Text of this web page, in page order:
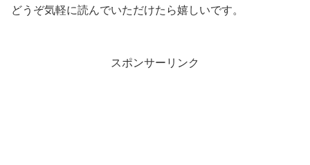
どうぞ気軽に読んでいただけたら嬉しいです。
スポンサーリンク